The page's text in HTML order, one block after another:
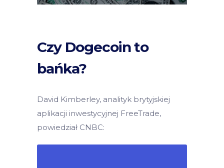
Czy Dogecoin to
bańka?
David Kimberley, analityk brytyjskiej
aplikacji inwestycyjnej FreeTrade,
powiedział CNBC: